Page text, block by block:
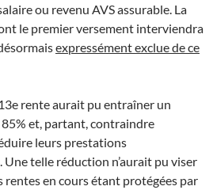
ou revenu AVS assurable. La
le premier versement interviendra
expressément exclue de ce
rente aurait pu entraîner un
et, partant, contraindre
leurs prestations
telle réduction n’aurait pu viser
rentes en cours étant protégées par